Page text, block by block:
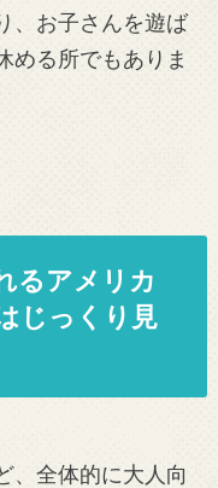
、お子さんを遊ば
める所でもありま
るアメリカ
じっくり見
、全体的に大人向